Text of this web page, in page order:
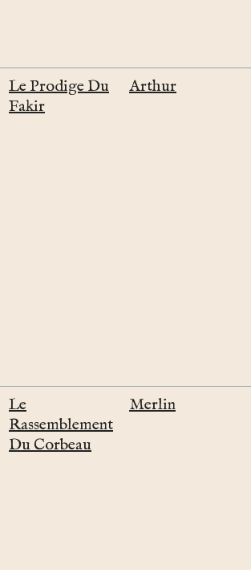
Le Prodige Du
Fakir
Arthur
Le
Rassemblement
Du Corbeau
Merlin